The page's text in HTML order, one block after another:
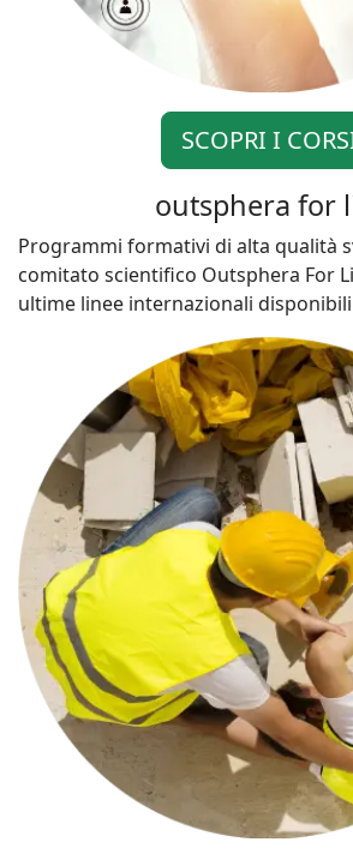
SCOPRI I
outsphera for
Programmi formativi di alta qualità
comitato scientifico Outsphera For
ultime linee internazionali